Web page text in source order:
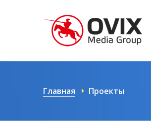
Главная Проекты